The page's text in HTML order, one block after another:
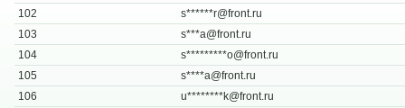
102
s******r@front.ru
103
s***a@front.ru
104
s*********o@front.ru
105
s****a@front.ru
106
u********k@front.ru